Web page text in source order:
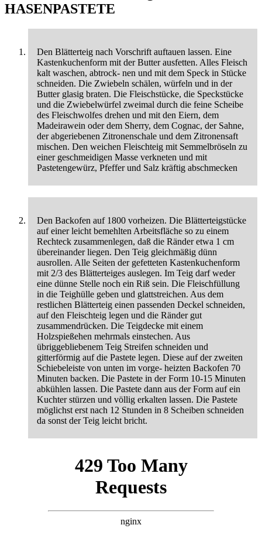
HASENPASTETE
Den Blätterteig nach Vorschrift auftauen lassen. Eine
Kastenkuchenform mit der Butter ausfetten. Alles Fleisch
kalt waschen, abtrock- nen und mit dem Speck in Stücke
schneiden. Die Zwiebeln schälen, würfeln und in der
Butter glasig braten. Die Fleischstücke, die Speckstücke
und die Zwiebelwürfel zweimal durch die feine Scheibe
des Fleischwolfes drehen und mit den Eiern, dem
Madeirawein oder dem Sherry, dem Cognac, der Sahne,
der abgeriebenen Zitronenschale und dem Zitronensaft
mischen. Den weichen Fleischteig mit Semmelbröseln zu
einer geschmeidigen Masse verkneten und mit
Pastetengewürz, Pfeffer und Salz kräftig abschmecken
Den Backofen auf 1800 vorheizen. Die Blätterteigstücke
auf einer leicht bemehlten Arbeitsfläche so zu einem
Rechteck zusammenlegen, daß die Ränder etwa 1 cm
übereinander liegen. Den Teig gleichmäßig dünn
ausrollen. Alle Seiten der gefetteten Kastenkuchenform
mit 2/3 des Blätterteiges auslegen. Im Teig darf weder
eine dünne Stelle noch ein Riß sein. Die Fleischfüllung
in die Teighülle geben und glattstreichen. Aus dem
restlichen Blätterteig einen passenden Deckel schneiden,
auf den Fleischteig legen und die Ränder gut
zusammendrücken. Die Teigdecke mit einem
Holzspießehen mehrmals einstechen. Aus
übriggebliebenem Teig Streifen schneiden und
gitterförmig auf die Pastete legen. Diese auf der zweiten
Schiebeleiste von unten im vorge- heizten Backofen 70
Minuten backen. Die Pastete in der Form 10-15 Minuten
abkühlen lassen. Die Pastete dann aus der Form auf ein
Kuchter stürzen und völlig erkalten lassen. Die Pastete
möglichst erst nach 12 Stunden in 8 Scheiben schneiden
da sonst der Teig leicht bricht.